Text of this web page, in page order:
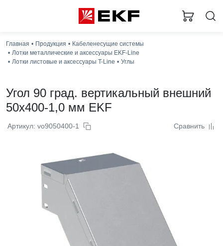
Главная Продукция
Кабеленесущие системы
Лотки металлические и аксессуары EKF-Line
Лотки листовые и аксессуары T-Line
Углы
Угол 90 град. вертикальный внешний
50x400-1,0 мм EKF
Артикул: vo9050400-1 Сравнить